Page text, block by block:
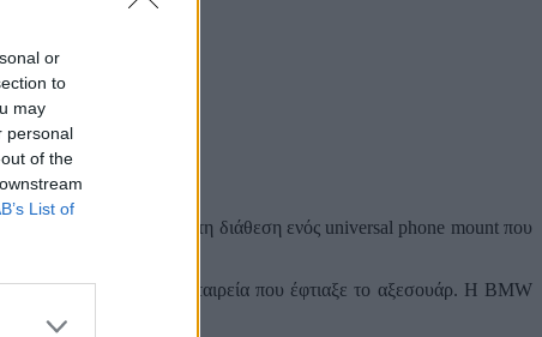
or
to
may
personal
of the
List of
η BMW προχώρησε στη διάθεση ενός universal phone mount που
της συσκευής ή η εταιρεία που έφτιαξε το αξεσουάρ. Η BMW